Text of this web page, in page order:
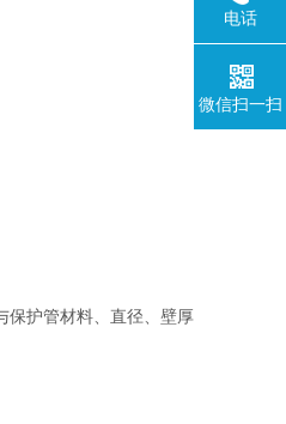
保护管材料、直径、壁厚
电话
微信扫一扫